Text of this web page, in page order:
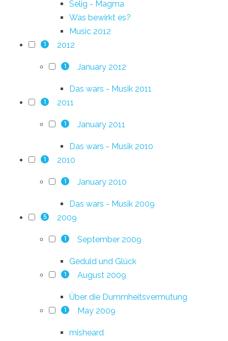
Selig - Magma
Was bewirkt es?
Music 2012
1 2012
1 January 2012
Das wars - Musik 2011
1 2011
1 January 2011
Das wars - Musik 2010
1 2010
1 January 2010
Das wars - Musik 2009
5 2009
1 September 2009
Geduld und Glück
1 August 2009
Über die Dummheitsvermutung
1 May 2009
misheard